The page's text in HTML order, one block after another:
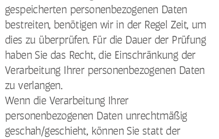
gespeicherten personenbezogenen Daten
bestreiten, benötigen wir in der Regel Zeit, um
dies zu überprüfen. Für die Dauer der Prüfung
haben Sie das Recht, die Einschränkung der
Verarbeitung Ihrer personenbezogenen Daten
zu verlangen.
Wenn die Verarbeitung Ihrer
personenbezogenen Daten unrechtmäßig
geschah/geschieht, können Sie statt der